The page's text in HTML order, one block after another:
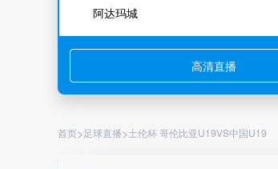
阿达玛城
高清直播
首页> 足球直播>土伦杯 哥伦比亚U19VS中国U19